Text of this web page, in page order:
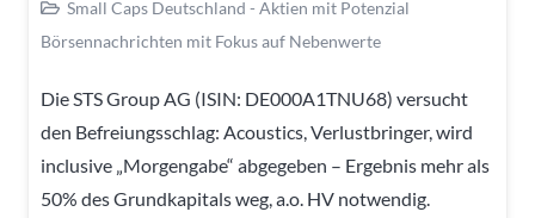
Small Caps Deutschland - Aktien mit Potenzial
Börsennachrichten mit Fokus auf Nebenwerte
Die STS Group AG (ISIN: DE000A1TNU68) versucht
den Befreiungsschlag: Acoustics, Verlustbringer, wird
inclusive „Morgengabe“ abgegeben – Ergebnis mehr als
50% des Grundkapitals weg, a.o. HV notwendig.